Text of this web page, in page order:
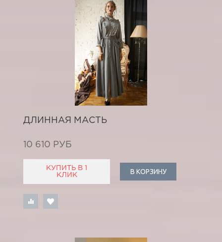
ДЛИННАЯ МАСТЬ
10 610 РУБ
КУПИТЬ В 1
КЛИК
В КОРЗИНУ